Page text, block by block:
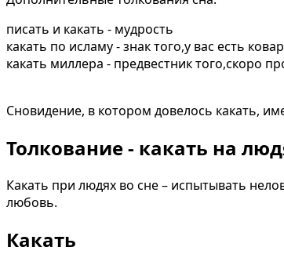
писать и какать - мудрость
какать по исламу - знак того,у вас есть
какать миллера - предвестник того,скоро
Сновидение, в котором довелось какать,
Толкование - какать на
Какать при людях во сне – испытывать
любовь.
Какать